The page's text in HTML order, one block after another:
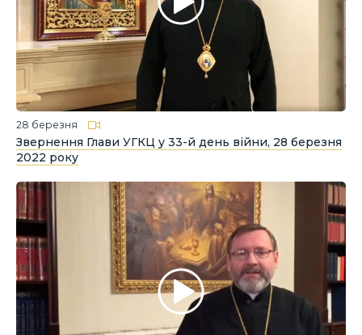
28 березня
Звернення Глави УГКЦ у 33-й день війни, 28 березня
2022 року